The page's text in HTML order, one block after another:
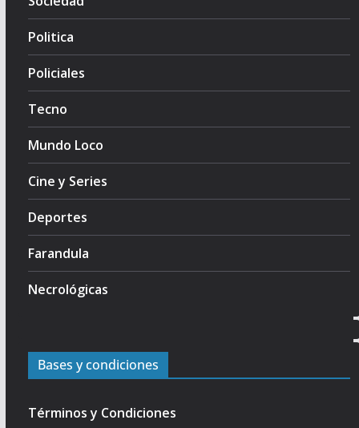
Politica
Policiales
Tecno
Mundo Loco
Cine y Series
Deportes
Farandula
Necrológicas
Bases y condiciones
Términos y Condiciones